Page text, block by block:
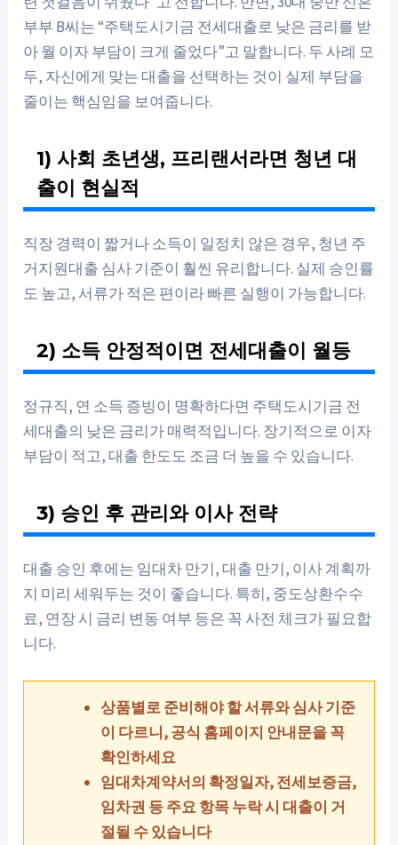
부부 B씨는 “주택도시기금 전세대출로 낮은 금리를 받
아 월 이자 부담이 크게 줄었다”고 말합니다. 두 사례 모
두, 자신에게 맞는 대출을 선택하는 것이 실제 부담을
줄이는 핵심임을 보여줍니다.
1) 사회 초년생, 프리랜서라면 청년 대
출이 현실적
직장 경력이 짧거나 소득이 일정치 않은 경우, 청년 주
거지원대출 심사 기준이 훨씬 유리합니다. 실제 승인률
도 높고, 서류가 적은 편이라 빠른 실행이 가능합니다.
2) 소득 안정적이면 전세대출이 월등
정규직, 연 소득 증빙이 명확하다면 주택도시기금 전
세대출의 낮은 금리가 매력적입니다. 장기적으로 이자
부담이 적고, 대출 한도도 조금 더 높을 수 있습니다.
3) 승인 후 관리와 이사 전략
대출 승인 후에는 임대차 만기, 대출 만기, 이사 계획까
지 미리 세워두는 것이 좋습니다. 특히, 중도상환수수
료, 연장 시 금리 변동 여부 등은 꼭 사전 체크가 필요합
니다.
상품별로 준비해야 할 서류와 심사 기준
이 다르니, 공식 홈페이지 안내문을 꼭
확인하세요
임대차계약서의 확정일자, 전세보증금,
임차권 등 주요 항목 누락 시 대출이 거
절될 수 있습니다